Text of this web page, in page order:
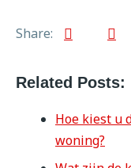
Share:
Related Posts:
Hoe kiest u
woning?